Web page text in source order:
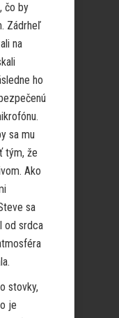
čo by
Zádrheľ
na
ho
sa mu
tým, že
Ako
sa
od srdca
stovky,
je